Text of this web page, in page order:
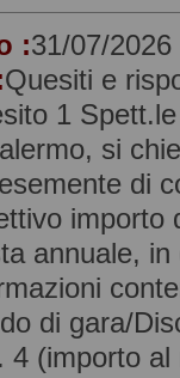
:31/07/2026
Quesiti e
1
si
di
importo
annuale, in
di gara/
4 (importo al